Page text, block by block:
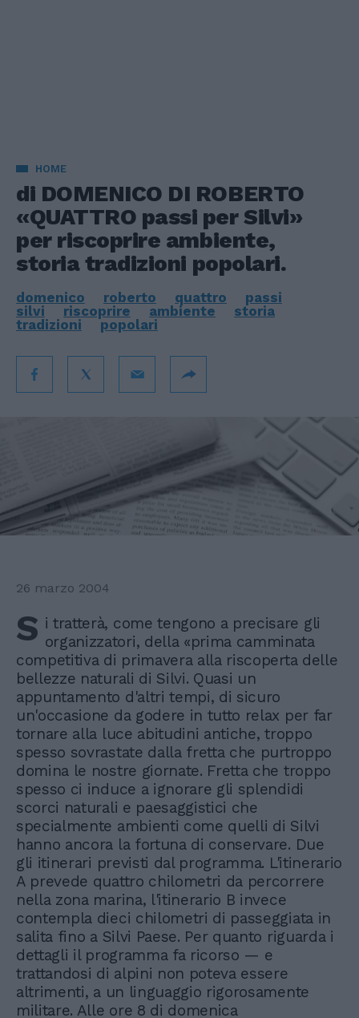
HOME
di DOMENICO DI ROBERTO
«QUATTRO passi per Silvi»
per riscoprire ambiente,
storia tradizioni popolari.
domenico roberto quattro
passi
silvi
riscoprire ambiente
storia
tradizioni
popolari
26 marzo 2004
S i tratterà, come tengono a precisare gli
organizzatori, della «prima camminata
competitiva di primavera alla riscoperta delle
bellezze naturali di Silvi. Quasi un
appuntamento d'altri tempi, di sicuro
un'occasione da godere in tutto relax per far
tornare alla luce abitudini antiche, troppo
spesso sovrastate dalla fretta che purtroppo
domina le nostre giornate. Fretta che troppo
spesso ci induce a ignorare gli splendidi
scorci naturali e paesaggistici che
specialmente ambienti come quelli di Silvi
hanno ancora la fortuna di conservare. Due
gli itinerari previsti dal programma. L'itinerario
A prevede quattro chilometri da percorrere
nella zona marina, l'itinerario B invece
contempla dieci chilometri di passeggiata in
salita fino a Silvi Paese. Per quanto riguarda i
dettagli il programma fa ricorso — e
trattandosi di alpini non poteva essere
altrimenti, a un linguaggio rigorosamente
militare. Alle ore 8 di domenica